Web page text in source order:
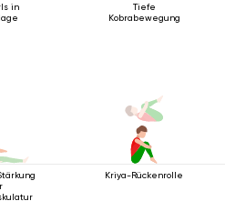
in
Tiefe
Kobrabewegung
Kriya-Rückenrolle